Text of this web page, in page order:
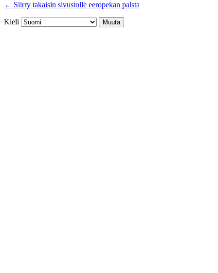
← Siirry takaisin sivustolle eeropekan palsta
Kieli